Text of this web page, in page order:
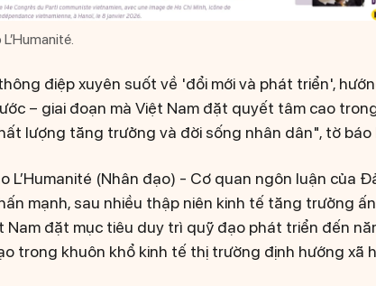
điệp xuyên suốt về 'đổi mới và phát triển',
– giai đoạn mà Việt Nam đặt quyết tâm cao
lượng tăng trưởng và đời sống nhân dân", tờ báo
L’Humanité (Nhân đạo) - Cơ quan ngôn luận của
mạnh, sau nhiều thập niên kinh tế tăng trưởng
Nam đặt mục tiêu duy trì quỹ đạo phát triển đến
trong khuôn khổ kinh tế thị trường định hướng xã